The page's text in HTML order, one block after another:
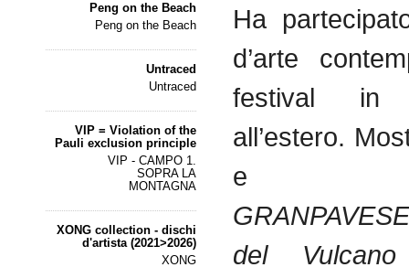
Peng on the Beach
Peng on the Beach
Untraced
Untraced
VIP = Violation of the
Pauli exclusion principle
VIP - CAMPO 1.
SOPRA LA
MONTAGNA
XONG collection - dischi
d'artista (2021>2026)
XONG
Ha
d’arte
festival
all’estero.
e
del Vulcano